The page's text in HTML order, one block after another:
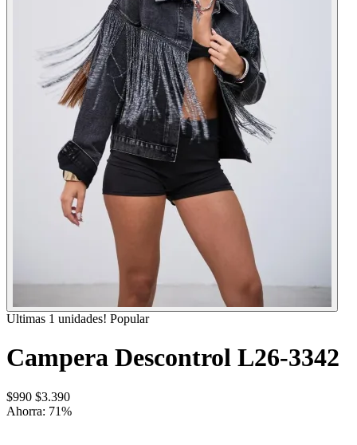
Ultimas 1 unidades! Popular
Campera Descontrol L26-3342
$990 $3.390
Ahorra: 71%